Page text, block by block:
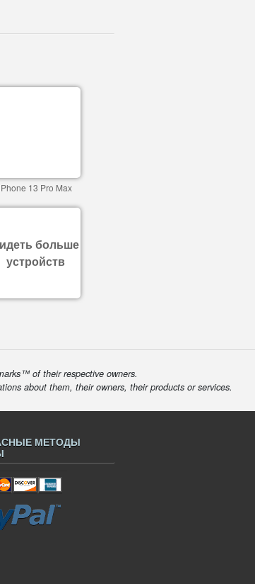
13 Pro Max
больше
устройств
of their respective owners.
about them, their owners, their products or services.
МЕТОДЫ